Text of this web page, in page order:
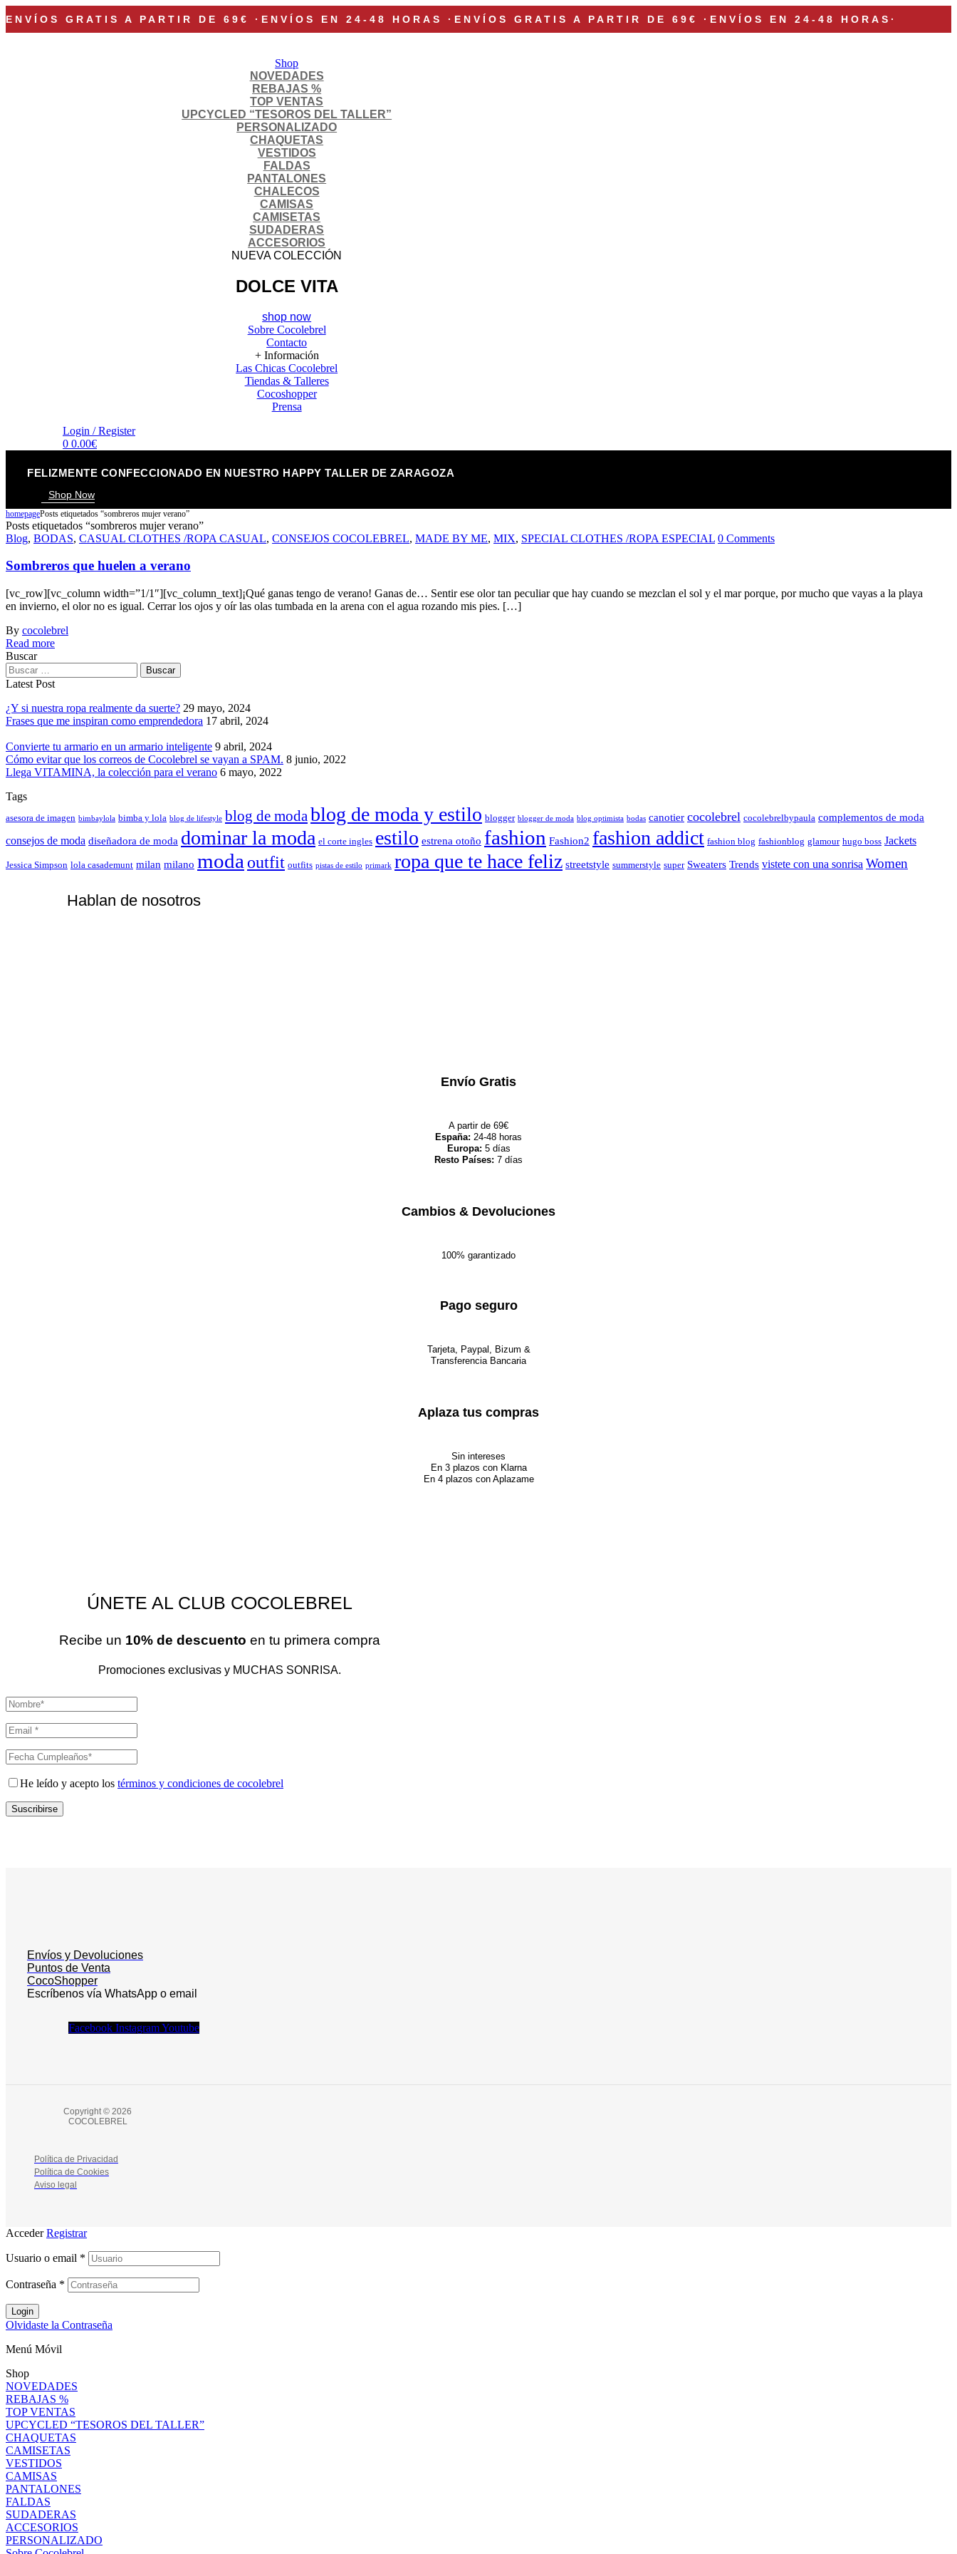
ENVÍOS GRATIS A PARTIR DE 69€ · ENVÍOS EN 24-48 HORAS · ENVÍOS GRATIS A PARTIR DE 69€ · ENVÍOS EN 24-48 HORAS ·
Shop
NOVEDADES
REBAJAS %
TOP VENTAS
UPCYCLED “TESOROS DEL TALLER”
PERSONALIZADO
CHAQUETAS
VESTIDOS
FALDAS
PANTALONES
CHALECOS
CAMISAS
CAMISETAS
SUDADERAS
ACCESORIOS
NUEVA COLECCIÓN
DOLCE VITA
shop now
Sobre Cocolebrel
Contacto
+ Información
Las Chicas Cocolebrel
Tiendas & Talleres
Cocoshopper
Prensa
Menu
Login / Register
0 0.00€
FELIZMENTE CONFECCIONADO EN NUESTRO HAPPY TALLER DE ZARAGOZA
Shop Now
homepagePosts etiquetados “sombreros mujer verano”
Posts etiquetados “sombreros mujer verano”
Categories
Blog, BODAS, CASUAL CLOTHES /ROPA CASUAL, CONSEJOS COCOLEBREL, MADE BY ME, MIX, SPECIAL CLOTHES /ROPA ESPECIAL 0 Comments
Sombreros que huelen a verano
[vc_row][vc_column width=”1/1″][vc_column_text]¡Qué ganas tengo de verano! Ganas de… Sentir ese olor tan peculiar que hay cuando se mezclan el sol y el mar porque, por mucho que vayas a la playa
en invierno, el olor no es igual. Cerrar los ojos y oír las olas tumbada en la arena con el agua rozando mis pies. […]
By cocolebrel
Read more
Buscar
Buscar:
Latest Post
¿Y si nuestra ropa realmente da suerte? 29 mayo, 2024
Frases que me inspiran como emprendedora 17 abril, 2024
Convierte tu armario en un armario inteligente 9 abril, 2024
Cómo evitar que los correos de Cocolebrel se vayan a SPAM. 8 junio, 2022
Llega VITAMINA, la colección para el verano 6 mayo, 2022
Tags
asesora de imagen bimbaylola bimba y lola blog de lifestyle blog de modablog de moda y estilo blogger blogger de moda blog optimista bodas canotier cocolebrel cocolebrelbypaula complementos de moda
consejos de moda diseñadora de moda dominar la moda el corte ingles estilo estrena otoño fashion Fashion2 fashion addict fashion blog fashionblog glamour hugo boss Jackets
Jessica Simpson lola casademunt milan milano moda outfit outfits pistas de estilo primark ropa que te hace feliz streetstyle summerstyle super Sweaters Trends vistete con una sonrisa Women
Hablan de nosotros
Envío Gratis
A partir de 69€
España: 24-48 horas
Europa: 5 días
Resto Países: 7 días
Cambios & Devoluciones
100% garantizado
Pago seguro
Tarjeta, Paypal, Bizum &
Transferencia Bancaria
Aplaza tus compras
Sin intereses
En 3 plazos con Klarna
En 4 plazos con Aplazame
ÚNETE AL CLUB COCOLEBREL
Recibe un 10% de descuento en tu primera compra
Promociones exclusivas y MUCHAS SONRISA.
He leído y acepto los términos y condiciones de cocolebrel
Suscribirse
Envíos y Devoluciones
Puntos de Venta
CocoShopper
Escríbenos vía WhatsApp o email
Facebook InstagramYoutube
Copyright © 2026
COCOLEBREL
Política de Privacidad
Política de Cookies
Aviso legal
Acceder Registrar
Usuario o email *
Contraseña *
Login
Olvidaste la Contraseña
Menú Móvil
Shop
NOVEDADES
REBAJAS %
TOP VENTAS
UPCYCLED “TESOROS DEL TALLER”
CHAQUETAS
CAMISETAS
VESTIDOS
CAMISAS
PANTALONES
FALDAS
SUDADERAS
ACCESORIOS
PERSONALIZADO